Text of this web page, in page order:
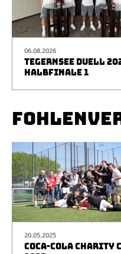
06.08.2026
TEGERNSEE DUELL
HALBFINALE 1
20.05.2025
COCA-COLA CHARITY